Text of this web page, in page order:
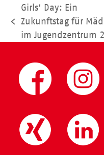
vorheriger
Beitrag:
Girls‘ Day: Ein
Zukunftstag für
im Jugendzentrum